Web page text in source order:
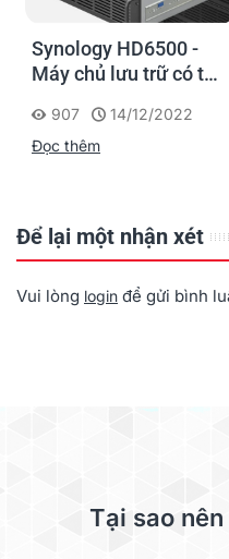
Synology HD6500 -
Máy chủ lưu trữ có thể
thể mở rộng cho các
ứng dụng lên tới vài
907
14/12/2022
Đọc thêm
Để lại một nhận xét
Vui lòng login để gửi bình
Tại sao